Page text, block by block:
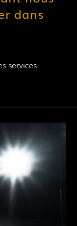
dans
services